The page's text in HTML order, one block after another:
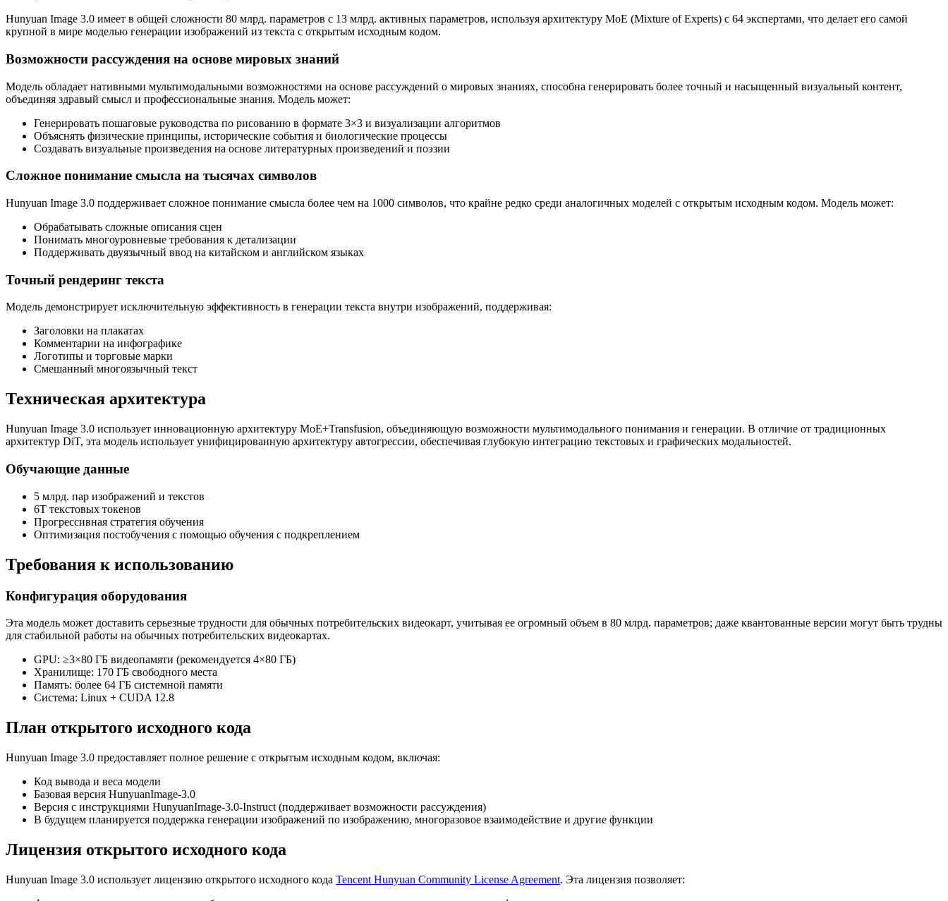
Hunyuan Image 3.0 имеет в общей сложности 80 млрд. параметров с 13 млрд. активных параметров, используя архитектуру MoE (Mixture of Experts) с 64 экспертами, что делает его самой
крупной в мире моделью генерации изображений из текста с открытым исходным кодом.
Возможности рассуждения на основе мировых знаний
Модель обладает нативными мультимодальными возможностями на основе рассуждений о мировых знаниях, способна генерировать более точный и насыщенный визуальный контент,
объединяя здравый смысл и профессиональные знания. Модель может:
Генерировать пошаговые руководства по рисованию в формате 3×3 и визуализации алгоритмов
Объяснять физические принципы, исторические события и биологические процессы
Создавать визуальные произведения на основе литературных произведений и поэзии
Сложное понимание смысла на тысячах символов
Hunyuan Image 3.0 поддерживает сложное понимание смысла более чем на 1000 символов, что крайне редко среди аналогичных моделей с открытым исходным кодом. Модель может:
Обрабатывать сложные описания сцен
Понимать многоуровневые требования к детализации
Поддерживать двуязычный ввод на китайском и английском языках
Точный рендеринг текста
Модель демонстрирует исключительную эффективность в генерации текста внутри изображений, поддерживая:
Заголовки на плакатах
Комментарии на инфографике
Логотипы и торговые марки
Смешанный многоязычный текст
Техническая архитектура
Hunyuan Image 3.0 использует инновационную архитектуру MoE+Transfusion, объединяющую возможности мультимодального понимания и генерации. В отличие от традиционных
архитектур DiT, эта модель использует унифицированную архитектуру автогрессии, обеспечивая глубокую интеграцию текстовых и графических модальностей.
Обучающие данные
5 млрд. пар изображений и текстов
6Т текстовых токенов
Прогрессивная стратегия обучения
Оптимизация постобучения с помощью обучения с подкреплением
Требования к использованию
Конфигурация оборудования
Эта модель может доставить серьезные трудности для обычных потребительских видеокарт, учитывая ее огромный объем в 80 млрд. параметров; даже квантованные версии могут быть трудны
для стабильной работы на обычных потребительских видеокартах.
GPU: ≥3×80 ГБ видеопамяти (рекомендуется 4×80 ГБ)
Хранилище: 170 ГБ свободного места
Память: более 64 ГБ системной памяти
Система: Linux + CUDA 12.8
План открытого исходного кода
Hunyuan Image 3.0 предоставляет полное решение с открытым исходным кодом, включая:
Код вывода и веса модели
Базовая версия HunyuanImage-3.0
Версия с инструкциями HunyuanImage-3.0-Instruct (поддерживает возможности рассуждения)
В будущем планируется поддержка генерации изображений по изображению, многоразовое взаимодействие и другие функции
Лицензия открытого исходного кода
Hunyuan Image 3.0 использует лицензию открытого исходного кода Tencent Hunyuan Community License Agreement. Эта лицензия позволяет: